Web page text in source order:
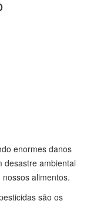
enormes danos
desastre ambiental
alimentos.
são os